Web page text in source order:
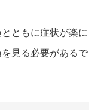
ともに症状が楽に
見る必要があるで